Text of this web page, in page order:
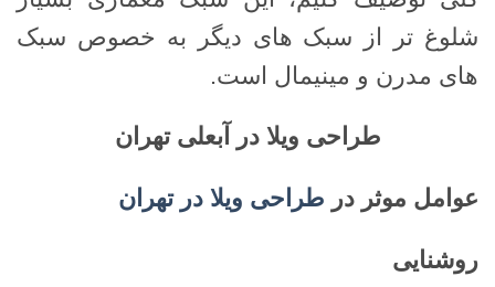
شلوغ تر از سبک های دیگر به خصوص سبک
های مدرن و مینیمال است.
طراحی ویلا در آبعلی تهران
عوامل موثر در طراحی ویلا در تهران
روشنایی